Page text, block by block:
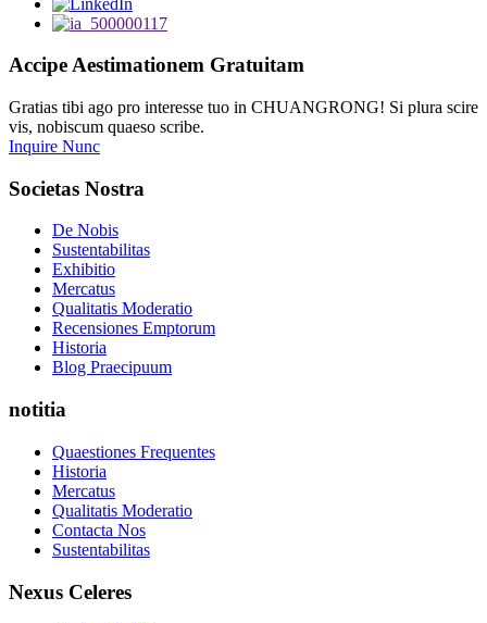
Accipe Aestimationem Gratuitam
Gratias tibi ago pro interesse tuo in CHUANGRONG! Si plura scire
vis, nobiscum quaeso scribe.
Inquire Nunc
Societas Nostra
De Nobis
Sustentabilitas
Exhibitio
Mercatus
Qualitatis Moderatio
Recensiones Emptorum
Historia
Blog Praecipuum
notitia
Quaestiones Frequentes
Historia
Mercatus
Qualitatis Moderatio
Contacta Nos
Sustentabilitas
Nexus Celeres